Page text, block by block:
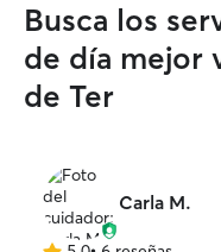
Busca los
de día mejor
de Ter
Carla M.